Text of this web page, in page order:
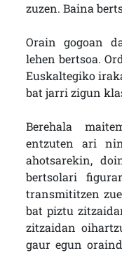
zuzen. Baina
Orain gogoan
lehen bertsoa.
Euskaltegiko
bat jarri zigun
Berehala
entzuten ari
ahotsarekin,
bertsolari
transmititzen
bat piztu
zitzaidan
gaur egun